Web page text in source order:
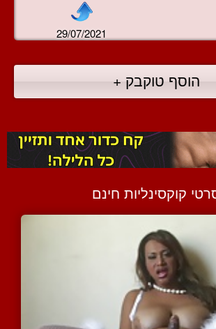
29/07/2021
הוסף טוקבק +
קוקסינליות חינם